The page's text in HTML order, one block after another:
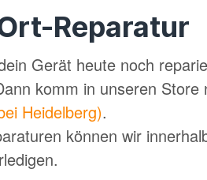
Reparatur
Gerät heute noch
komm in unseren Store
Heidelberg).
können wir